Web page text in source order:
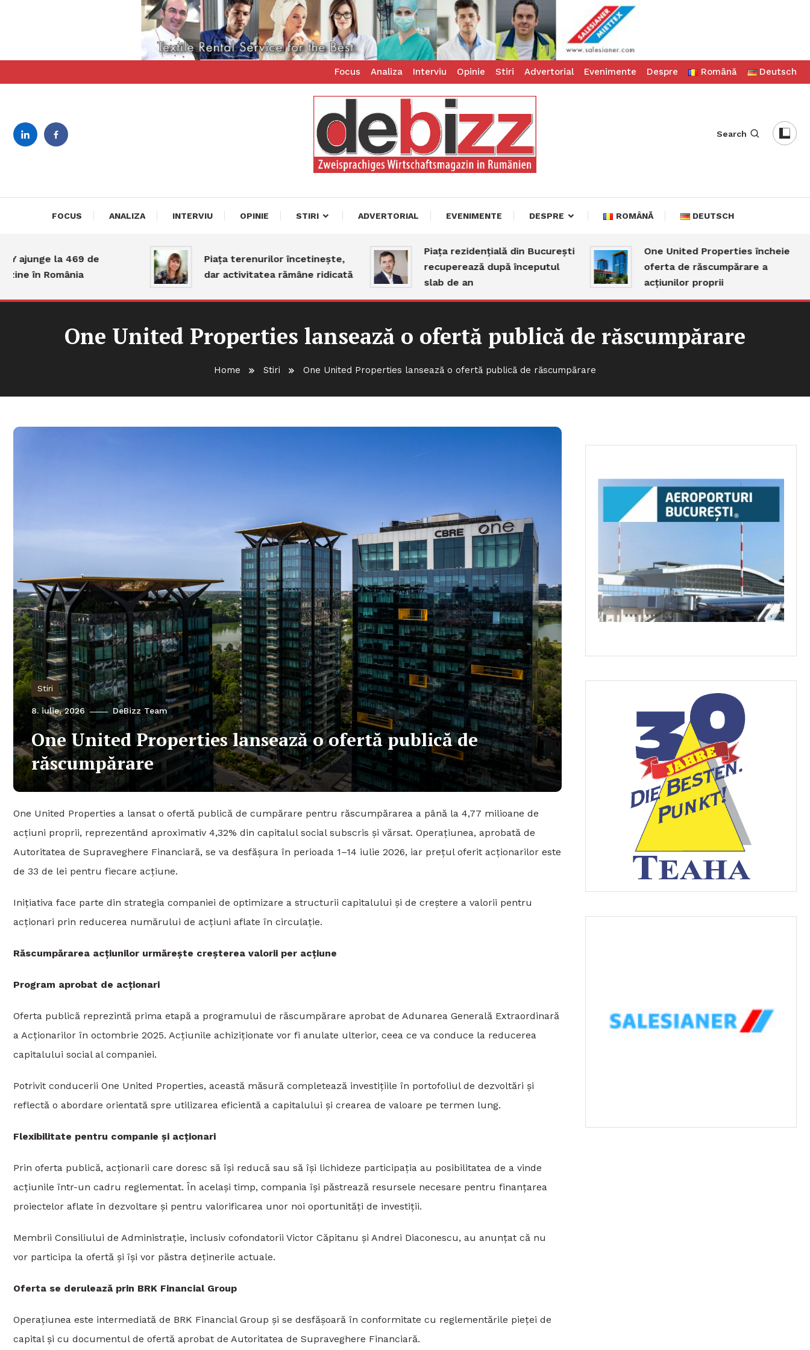
To
Focus Analiza Interviu Opinie Stiri Advertorial Evenimente Despre Română Deutsch
DeBizz
Search
FOCUS ANALIZA INTERVIU OPINIE STIRI ADVERTORIAL EVENIMENTE DESPRE ROMÂNĂ DEUTSCH
la 469 de
în România
Piața terenurilor încetinește,
dar activitatea rămâne ridicată
Piața rezidențială din București
recuperează după începutul
slab de an
One United Properties încheie
oferta de răscumpărare a
acțiunilor proprii
One United Properties lansează o ofertă publică de răscumpărare
Home Stiri One United Properties lansează o ofertă publică de răscumpărare
Stiri
8. iulie, 2026 DeBizz Team
One United Properties lansează o ofertă publică de
răscumpărare
One United Properties a lansat o ofertă publică de cumpărare pentru răscumpărarea a până la 4,77 milioane de
acțiuni proprii, reprezentând aproximativ 4,32% din capitalul social subscris și vărsat. Operațiunea, aprobată de
Autoritatea de Supraveghere Financiară, se va desfășura în perioada 1–14 iulie 2026, iar prețul oferit acționarilor este
de 33 de lei pentru fiecare acțiune.
Inițiativa face parte din strategia companiei de optimizare a structurii capitalului și de creștere a valorii pentru
acționari prin reducerea numărului de acțiuni aflate în circulație.
Răscumpărarea acțiunilor urmărește creșterea valorii per acțiune
Program aprobat de acționari
Oferta publică reprezintă prima etapă a programului de răscumpărare aprobat de Adunarea Generală Extraordinară
a Acționarilor în octombrie 2025. Acțiunile achiziționate vor fi anulate ulterior, ceea ce va conduce la reducerea
capitalului social al companiei.
Potrivit conducerii One United Properties, această măsură completează investițiile în portofoliul de dezvoltări și
reflectă o abordare orientată spre utilizarea eficientă a capitalului și crearea de valoare pe termen lung.
Flexibilitate pentru companie și acționari
Prin oferta publică, acționarii care doresc să își reducă sau să își lichideze participația au posibilitatea de a vinde
acțiunile într-un cadru reglementat. În același timp, compania își păstrează resursele necesare pentru finanțarea
proiectelor aflate în dezvoltare și pentru valorificarea unor noi oportunități de investiții.
Membrii Consiliului de Administrație, inclusiv cofondatorii Victor Căpitanu și Andrei Diaconescu, au anunțat că nu
vor participa la ofertă și își vor păstra deținerile actuale.
Oferta se derulează prin BRK Financial Group
Operațiunea este intermediată de BRK Financial Group și se desfășoară în conformitate cu reglementările pieței de
capital și cu documentul de ofertă aprobat de Autoritatea de Supraveghere Financiară.